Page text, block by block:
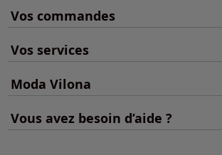
Vos commandes
Vos services
Moda Vilona
Vous avez besoin d’aide ?